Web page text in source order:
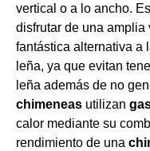
vertical o a lo ancho.
disfrutar de una amplia
fantástica alternativa a
leña, ya que evitan
leña además de no
chimeneas utilizan
calor mediante su
rendimiento de una